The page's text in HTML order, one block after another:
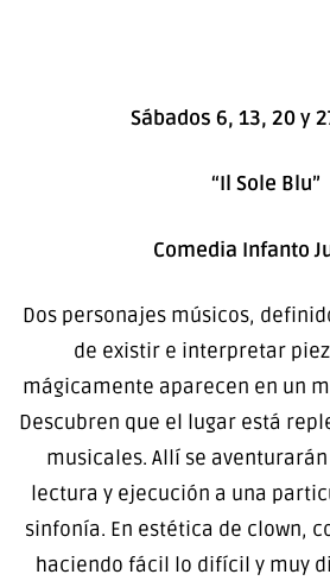
Sábados 6, 13, 20 y
“Il Sole Blu”
Comedia Infanto
Dos personajes músicos,
de existir e interpretar
mágicamente aparecen en un
Descubren que el lugar está
musicales. Allí se
lectura y ejecución a una
sinfonía. En estética de clown,
haciendo fácil lo difícil y muy